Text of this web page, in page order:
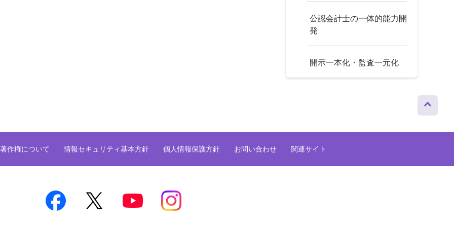
公認会計士の一体的能力開
発
開示一本化・監査一元化
ップへ
作権について 情報セキュリティ基本方針 個人情報保護方針 お問い合わせ 関連サイト